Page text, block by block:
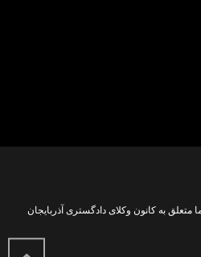
تارنما متعلق به کانون وکلای دادگستری آذربایجان